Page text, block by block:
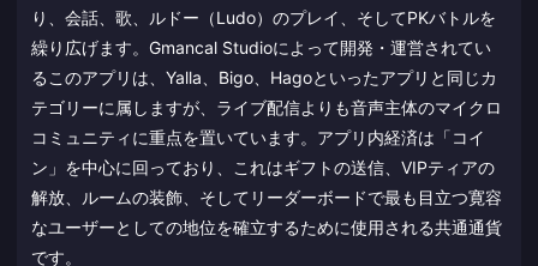
り、会話、歌、ルドー（Ludo）のプレイ、そしてPKバトルを
繰り広げます。Gmancal Studioによって開発・運営されてい
るこのアプリは、Yalla、Bigo、Hagoといったアプリと同じカ
テゴリーに属しますが、ライブ配信よりも音声主体のマイクロ
コミュニティに重点を置いています。アプリ内経済は「コイ
ン」を中心に回っており、これはギフトの送信、VIPティアの
解放、ルームの装飾、そしてリーダーボードで最も目立つ寛容
なユーザーとしての地位を確立するために使用される共通通貨
です。